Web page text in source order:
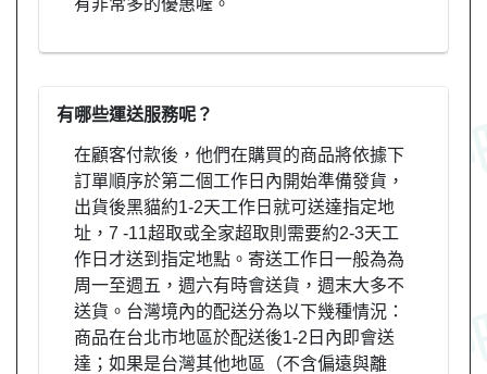
有哪些運送服務呢？
在顧客付款後，他們在購買的商品將依據下
訂單順序於第二個工作日內開始準備發貨，
出貨後黑貓約1-2天工作日就可送達指定地
址，7 -11超取或全家超取則需要約2-3天工
作日才送到指定地點。寄送工作日一般為為
周一至週五，週六有時會送貨，週末大多不
送貨。台灣境內的配送分為以下幾種情況：
商品在台北市地區於配送後1-2日內即會送
達；如果是台灣其他地區（不含偏遠與離